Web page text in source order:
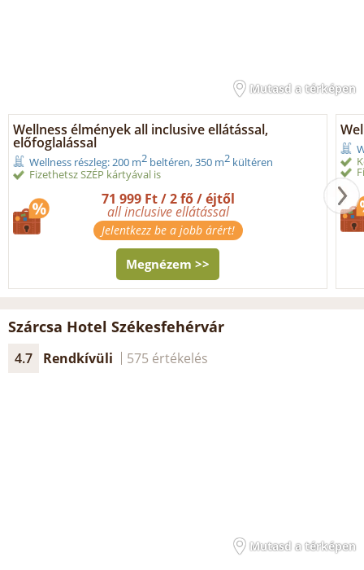
Mutasd a térképen
Wellness élmények all inclusive ellátással,
előfoglalással
Wellness részleg: 200 m2 beltéren, 350 m2 kültéren
Fizethetsz SZÉP kártyával is
71 999 Ft / 2 fő / éjtől
all inclusive ellátással
Jelentkezz be a jobb árért!
Megnézem >>
Szárcsa Hotel Székesfehérvár
4.7 Rendkívüli 575 értékelés
Mutasd a térképen